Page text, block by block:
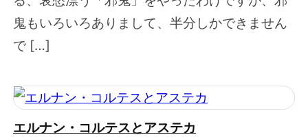
鬼もいろいろありまして、半分しかできません
で […]
エルナン・コルテスとアステカ